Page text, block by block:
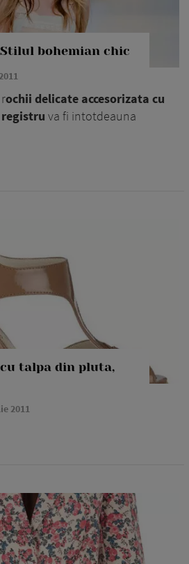
bohemian chic
ochii delicate accesorizata cu
va fi intotdeauna
talpa din pluta,
2011